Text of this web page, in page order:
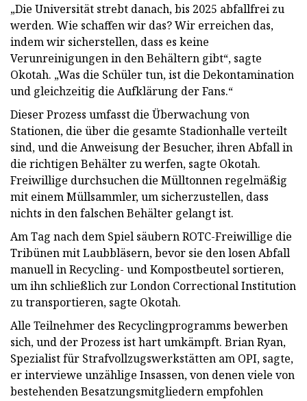
„Die Universität strebt danach, bis 2025 abfallfrei zu
werden. Wie schaffen wir das? Wir erreichen das,
indem wir sicherstellen, dass es keine
Verunreinigungen in den Behältern gibt“, sagte
Okotah. „Was die Schüler tun, ist die Dekontamination
und gleichzeitig die Aufklärung der Fans.“
Dieser Prozess umfasst die Überwachung von
Stationen, die über die gesamte Stadionhalle verteilt
sind, und die Anweisung der Besucher, ihren Abfall in
die richtigen Behälter zu werfen, sagte Okotah.
Freiwillige durchsuchen die Mülltonnen regelmäßig
mit einem Müllsammler, um sicherzustellen, dass
nichts in den falschen Behälter gelangt ist.
Am Tag nach dem Spiel säubern ROTC-Freiwillige die
Tribünen mit Laubbläsern, bevor sie den losen Abfall
manuell in Recycling- und Kompostbeutel sortieren,
um ihn schließlich zur London Correctional Institution
zu transportieren, sagte Okotah.
Alle Teilnehmer des Recyclingprogramms bewerben
sich, und der Prozess ist hart umkämpft. Brian Ryan,
Spezialist für Strafvollzugswerkstätten am OPI, sagte,
er interviewe unzählige Insassen, von denen viele von
bestehenden Besatzungsmitgliedern empfohlen